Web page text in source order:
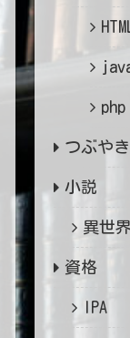
php
つぶやき
小説
異世界
資格
IPA